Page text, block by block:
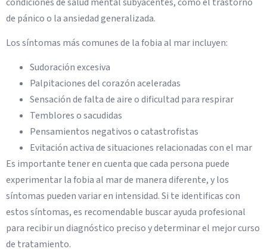
de pánico o la ansiedad generalizada.
Los síntomas más comunes de la fobia al mar incluyen:
Sudoración excesiva
Palpitaciones del corazón aceleradas
Sensación de falta de aire o dificultad para respirar
Temblores o sacudidas
Pensamientos negativos o catastrofistas
Evitación activa de situaciones relacionadas con el mar
Es importante tener en cuenta que cada persona puede
experimentar la fobia al mar de manera diferente, y los
síntomas pueden variar en intensidad. Si te identificas con
estos síntomas, es recomendable buscar ayuda profesional
para recibir un diagnóstico preciso y determinar el mejor curso
de tratamiento.